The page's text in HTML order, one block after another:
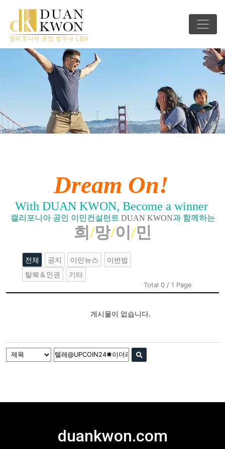
Dream On!
With DUAN KWON, Become a winner
캘리포니아 공인 이민컨설턴트 DUAN KWON과 함께하는
희 /망/이 /민
전체 공지 이민뉴스
이번법
탈북＆인권
기타
Total 0 / 1 Page
게시물이 없습니다.
duankwon.com